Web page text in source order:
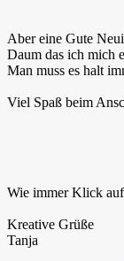
Aber eine Gute
Daum das ich mich
Man muss es halt
Viel Spaß beim
Wie immer Klick
Kreative Grüße
Tanja